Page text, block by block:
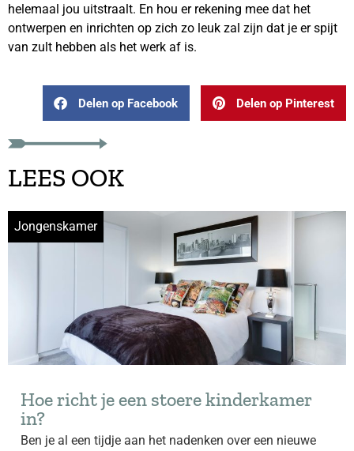
helemaal jou uitstraalt. En hou er rekening mee dat het
ontwerpen en inrichten op zich zo leuk zal zijn dat je er spijt
van zult hebben als het werk af is.
Delen op Facebook Delen op Pinterest
LEES OOK
Jongenskamer
Hoe richt je een stoere kinderkamer
in?
Ben je al een tijdje aan het nadenken over een nieuwe